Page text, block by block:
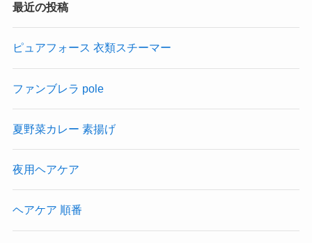
最近の投稿
ピュアフォース 衣類スチーマー
ファンブレラ pole
夏野菜カレー 素揚げ
夜用ヘアケア
ヘアケア 順番